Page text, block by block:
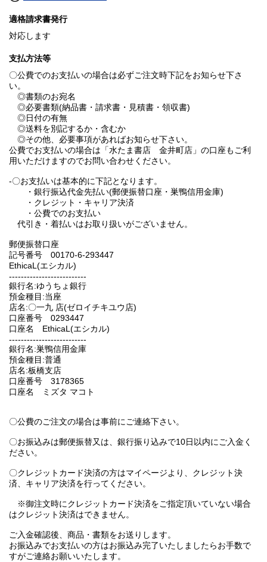
適格請求書発行
対応します
支払方法等
〇公費でのお支払いの場合は必ずご注文時下記をお知らせ下さ
い。
◎書類のお宛名
◎必要書類(納品書・請求書・見積書・領収書)
◎日付の有無
◎送料を別記するか・含むか
◎その他、必要事項があればお知らせ下さい。
公費でお支払いの場合は「水たま書店 金井町店」の口座もご利
用いただけますのでお問い合わせください。
-〇お支払いは基本的に下記となります。
・銀行振込代金先払い(郵便振替口座・巣鴨信用金庫)
・クレジット・キャリア決済
・公費でのお支払い
代引き・着払いはお取り扱いがございません。
郵便振替口座
記号番号 00170-6-293447
EthicaL(エシカル)
--------------------------
銀行名:ゆうちょ銀行
預金種目:当座
店名:〇一九 店(ゼロイチキユウ店)
口座番号 0293447
口座名 EthicaL(エシカル)
--------------------------
銀行名:巣鴨信用金庫
預金種目:普通
店名:板橋支店
口座番号 3178365
口座名 ミズタ マコト
〇公費のご注文の場合は事前にご連絡下さい。
〇お振込みは郵便振替又は、銀行振り込みで10日以内にご入金く
ださい。
〇クレジットカード決済の方はマイページより、クレジット決
済、キャリア決済を行ってください。
※御注文時にクレジットカード決済をご指定頂いていない場合
はクレジット決済はできません。
ご入金確認後、商品・書類をお送りします。
お振込みでお支払いの方はお振込み完了いたしましたらお手数で
すがご連絡お願いいたします。